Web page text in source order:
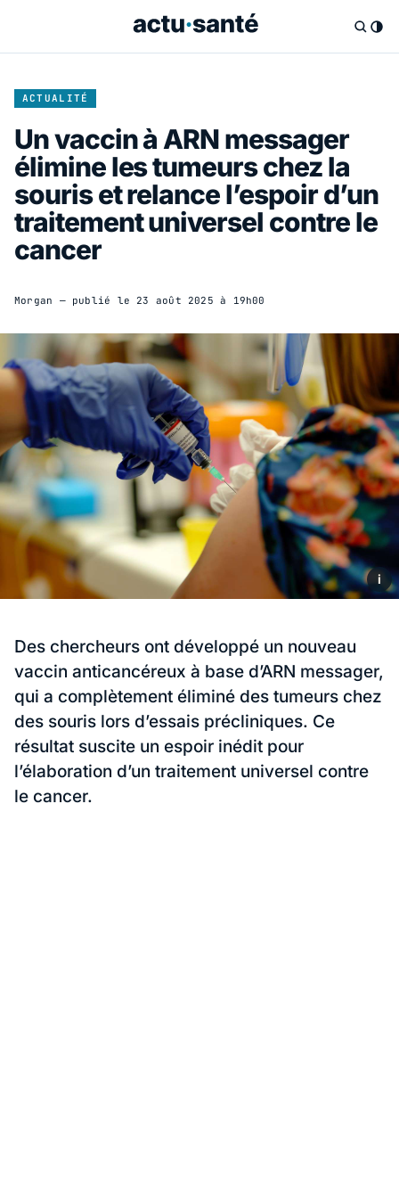
ACTUALITÉ
Un vaccin à ARN messager
élimine les tumeurs chez la
souris et relance l’espoir d’un
traitement universel contre le
cancer
Morgan — publié le 23 août 2025 à 19h00
i
Des chercheurs ont développé un nouveau
vaccin anticancéreux à base d’ARN messager,
qui a complètement éliminé des tumeurs chez
des souris lors d’essais précliniques. Ce
résultat suscite un espoir inédit pour
l’élaboration d’un traitement universel contre
le cancer.